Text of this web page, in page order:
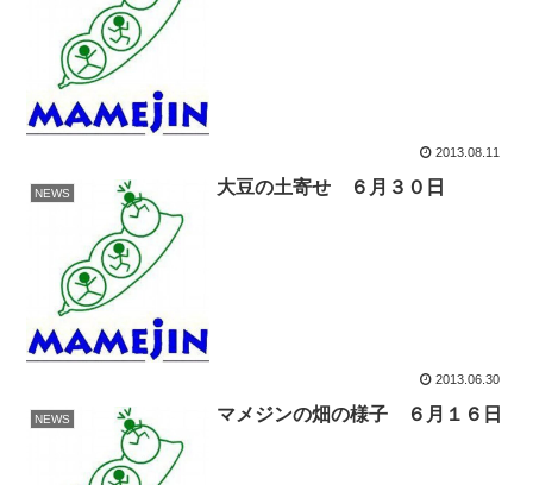
2013.08.11
NEWS 大豆の土寄せ ６月３０日
2013.06.30
NEWS マメジンの畑の様子 ６月１６日